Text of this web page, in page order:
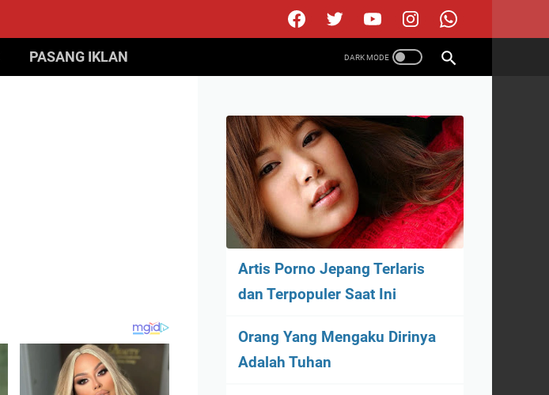
PASANG IKLAN
Artis Porno Jepang Terlaris
dan Terpopuler Saat Ini
Orang Yang Mengaku Dirinya
Adalah Tuhan